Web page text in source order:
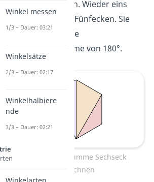
Dreiecke zerteilen. Wieder eins
mehr als bei den Fünfecken. Sie
haben jeweils eine
Innenwinkelsumme von 180°.
Innenwinkelsumme Sechseck
berechnen
Winkel messen
1/3 – Dauer: 03:21
Winkelsätze
2/3 – Dauer: 02:17
Winkelhalbiere
nde
3/3 – Dauer: 02:21